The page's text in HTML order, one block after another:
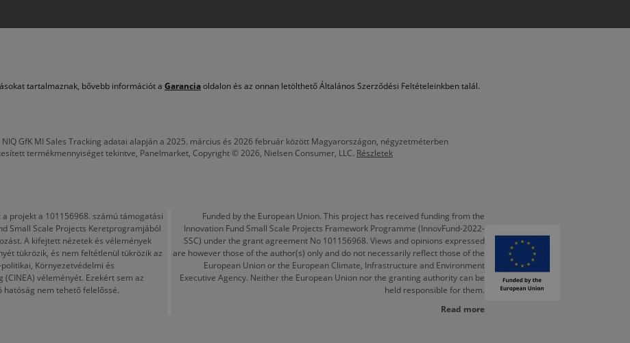
tartalmaznak, bővebb információt a Garanciaoldalon és az onnan letölthető Általános Szerződési Feltételeinkben talál.
GfK MI Sales Tracking adatai alapján a 2025. március és 2026 február között Magyarországon, négyzetméterben
termékmennyiséget tekintve, Panelmarket, Copyright © 2026, Nielsen Consumer, LLC. Részletek
projekt a 101156968. számú támogatási
Small Scale Projects Keretprogramjából
A kifejtett nézetek és vélemények
tükrözik, és nem feltétlenül tükrözik az
Környezetvédelmi és
véleményét. Ezekért sem az
nem tehető felelőssé.
Funded by the European Union. This project has received funding from the
Innovation Fund Small Scale Projects Framework Programme (InnovFund-2022-
SSC) under the grant agreement No 101156968. Views and opinions expressed
are however those of the author(s) only and do not necessarily reflect those of the
European Union or the European Climate, Infrastructure and Environment
Executive Agency. Neither the European Union nor the granting authority can be
held responsible for them.
Read more